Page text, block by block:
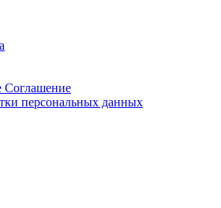
Соглашение
персональных данных